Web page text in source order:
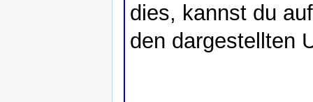
dies, kannst du
den dargestellten